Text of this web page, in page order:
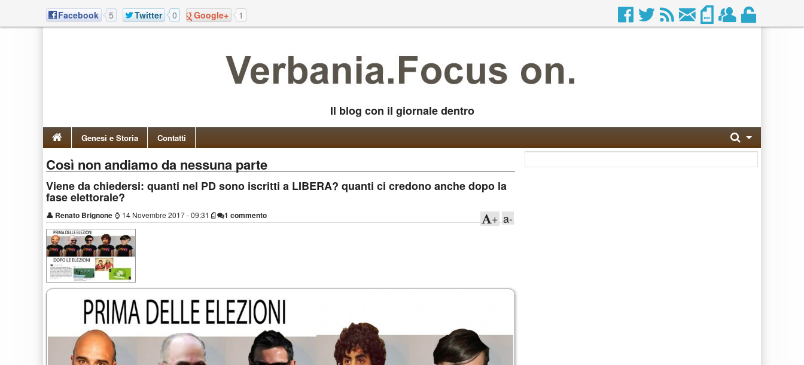
Facebook 5 Twitter 0 Google+ 1
Il blog con il giornale dentro
Genesi e Storia Contatti
Così non andiamo da nessuna parte
Viene da chiedersi: quanti nel PD sono iscritti a LIBERA? quanti ci credono anche dopo la
fase elettorale?
👤 Renato Brignone ⌚ 14 Novembre 2017 - 09:31 1 commento a-
+